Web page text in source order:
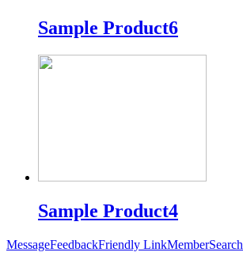
Sample Product6
Sample Product4
MessageFeedbackFriendly LinkMemberSearch